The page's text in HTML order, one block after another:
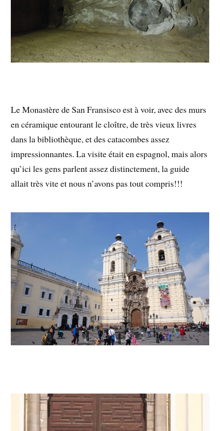
Le Monastère de San Fransisco est à voir, avec des murs
en céramique entourant le cloître, de très vieux livres
dans la bibliothèque, et des catacombes assez
impressionnantes. La visite était en espagnol, mais alors
qu’ici les gens parlent assez distinctement, la guide
allait très vite et nous n’avons pas tout compris!!!